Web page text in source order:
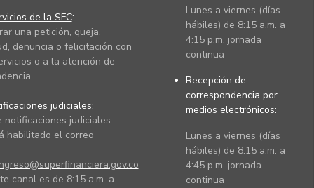
de la SFC:
una petición, queja,
denuncia o felicitación con
o a la atención de
judiciales:
notificaciones judiciales
habilitado el correo
canal es de 8:15 a.m. a
Lunes a viernes (días
hábiles) de 8:15 a.m. a
4:15 p.m. jornada
continua
Recepción de
correspondencia por
medios electrónicos:
Lunes a viernes (días
hábiles) de 8:15 a.m. a
4:45 p.m. jornada
continua